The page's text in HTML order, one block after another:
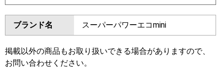
東芝 GWHA14011XU GWHA14011MUB
GWSA14014MUB GWSA14014XU
三菱電機 PLZ-HRMP140L6 PLZ-
HRMP140LF6
ダイキン SZRG140BY SZRG140BYN
SZRG140BJ SZRG140BJN
SDRG140B SDRG140BN
SZRG140BF SZRG140BFN
SZRG140BC
ブランド名 スーパーパワーエコmini
掲載以外の商品もお取り扱いできる場合がありますので、
お問い合わせください。